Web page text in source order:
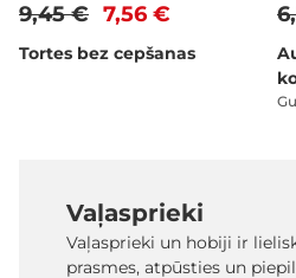
7,56 €
9,45 €
Tortes bez cepšanas
Vaļasprieki
Vaļasprieki un hobiji ir
prasmes, atpūsties un